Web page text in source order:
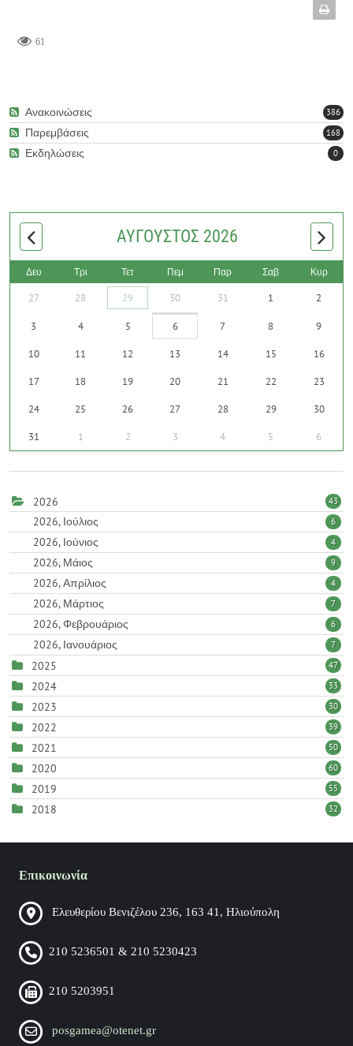
61
386
Ανακοινώσεις
168
Παρεμβάσεις
0
Εκδηλώσεις
ΑΎΓΟΥΣΤΟΣ 2026
Δευ Τρι Τετ Πεμ Παρ Σαβ Κυρ
27 28 29 30 31 1 2
3 4 5 6 7 8 9
10 11 12 13 14 15 16
17 18 19 20 21 22 23
24 25 26 27 28 29 30
31 1 2 3 4 5 6
2026 43
2026, Ιούλιος 6
2026, Ιούνιος 4
2026, Μάιος 9
2026, Απρίλιος 4
2026, Μάρτιος 7
2026, Φεβρουάριος 6
2026, Ιανουάριος 7
2025 47
2024 33
2023 30
2022 39
2021 50
2020 60
2019 55
2018 32
Επικοινωνία
Ελευθερίου Βενιζέλου 236, 163 41, Ηλιούπολη
210 5236501 & 210 5230423
210 5203951
posgamea@otenet.gr